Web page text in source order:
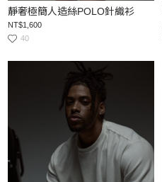
靜奢極簡人造絲POLO針織衫
NT$1,600
40